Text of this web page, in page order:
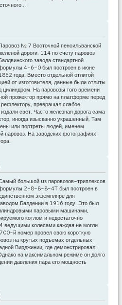
№ 7 Восточной пенсильванской
дороги. 114 по счету паровоз
завода стандартной
4-6-0 был построен в июне
года. Вместо отдельной отлитой
от изготовителя, данные были отлиты
цилиндром. На паровозы того времени
прожектор прямо на платформе перед
превращал слабое
свет. Часто железная дорога сама
иногда изысканно украшенный, Там
или портреты людей, именем
паровоз. На заводских фотографиях
большой uз паровозов-триплексов
2-8-8-8-4Т был построен в
экземпляре для
Балдении в 1916 году. Это был
паровыми машинами,
котлом и недостаточно
ведущими колесами каждая не могли
й номер провел свою короткую
на крутых подъемах отдельных
Вирджинии, где демонстрировал
на максимальном режиме он долго
давления пара его мощность